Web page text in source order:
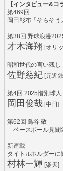
【インタビュー&コ
第469回
岡田彰布「そらそう
第38回 野球浪漫
才木海翔 [オリ
昭和世代の言い残し
佐野慈紀[元近鉄
第4回 2025惜別球人
岡田俊哉[中日]
第62回 鳥谷 敬
「ベースボール見聞
新連載
タイトルホルダーに
村林一輝[楽天]